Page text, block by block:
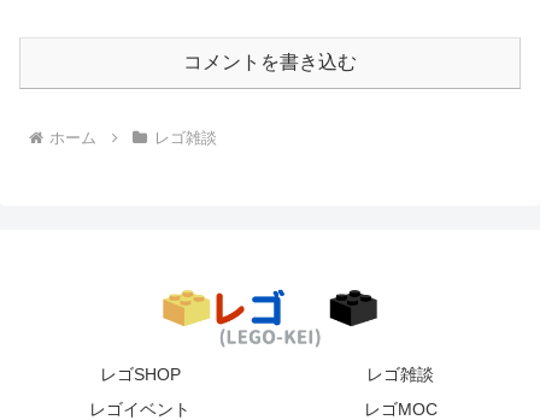
コメントを書き込む
ホーム レゴ雑談
レゴSHOP
レゴ雑談
レゴイベント
レゴMOC